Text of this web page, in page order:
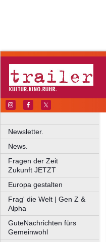
Newsletter.
News.
Fragen der Zeit
Zukunft JETZT
Europa gestalten
Frag' die Welt | Gen Z &
Alpha
GuteNachrichten fürs
Gemeinwohl